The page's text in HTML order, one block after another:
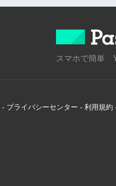
スマホで簡単
- プライバシーセンター - 利用規約